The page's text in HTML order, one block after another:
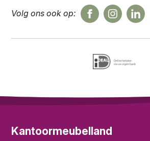
Volg ons ook op:
Kantoormeubelland